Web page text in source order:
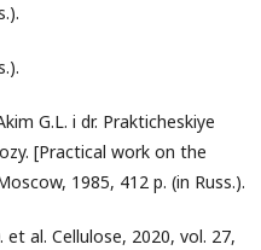
G.L. i dr. Prakticheskiye
[Practical work on the
1985, 412 p. (in Russ.).
et al. Cellulose, 2020, vol. 27,